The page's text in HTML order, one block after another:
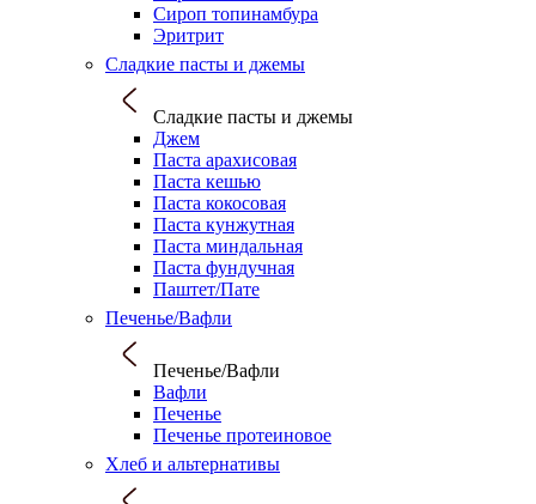
Сироп топинамбура
Эритрит
Сладкие пасты и джемы
Сладкие пасты и джемы
Джем
Паста арахисовая
Паста кешью
Паста кокосовая
Паста кунжутная
Паста миндальная
Паста фундучная
Паштет/Пате
Печенье/Вафли
Печенье/Вафли
Вафли
Печенье
Печенье протеиновое
Хлеб и альтернативы